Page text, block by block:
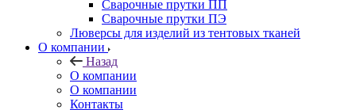
Сварочные прутки ПП
Сварочные прутки ПЭ
Люверсы для изделий из тентовых тканей
О компании
Назад
О компании
О компании
Контакты